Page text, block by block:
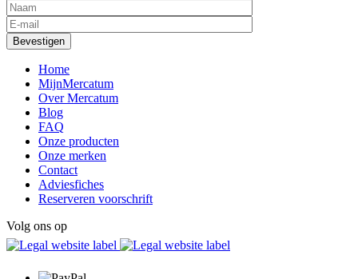
Home
MijnMercatum
Over Mercatum
Blog
FAQ
Onze producten
Onze merken
Contact
Adviesfiches
Reserveren voorschrift
Volg ons op